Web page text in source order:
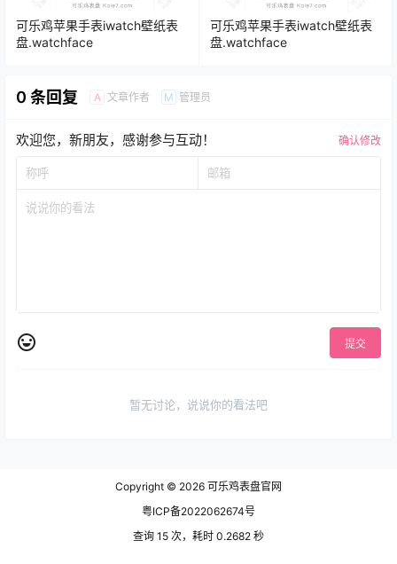
可乐鸡苹果手表iwatch壁纸表
盘.watchface
可乐鸡苹果手表iwatch壁纸表
盘.watchface
0 条回复 A 文章作者 M 管理员
欢迎您，新朋友，感谢参与互动！ 确认修改
提交
暂无讨论，说说你的看法吧
Copyright © 2026 可乐鸡表盘官网
粤ICP备2022062674号
查询 15 次，耗时 0.2682 秒